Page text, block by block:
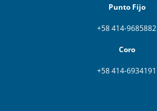
Punto Fijo
+58 414-9685882
Coro
+58 414-6934191